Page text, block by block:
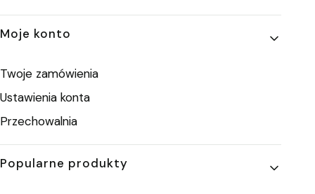
Moje konto
Twoje zamówienia
Ustawienia konta
Przechowalnia
Popularne produkty